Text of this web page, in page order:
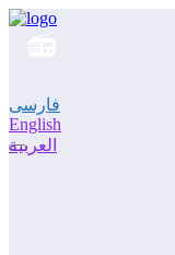
فارسی
English
العربية